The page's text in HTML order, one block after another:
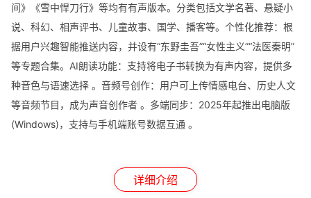
间》《雪中悍刀行》等均有有声版本。分类包括文学名著、悬疑小
说、科幻、相声评书、儿童故事、国学、播客等。‌个性化推荐‌：根
据用户兴趣智能推送内容，并设有“东野圭吾”“女性主义”“法医秦明”
等专题合集。‌AI朗读功能‌：支持将电子书转换为有声内容，提供多
种音色与语速选择 ‌。‌音频号创作‌：用户可上传情感电台、历史人文
等音频节目，成为声音创作者 ‌。‌多端同步‌：2025年起推出电脑版
(Windows)，支持与手机端账号数据互通 ‌。
详细介绍